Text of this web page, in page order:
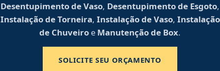
Desentupimento de Vaso, Desentupimento de Esgoto,
Instalação de Torneira, Instalação de Vaso, Instalação
de Chuveiro e Manutenção de Box.
SOLICITE SEU ORÇAMENTO